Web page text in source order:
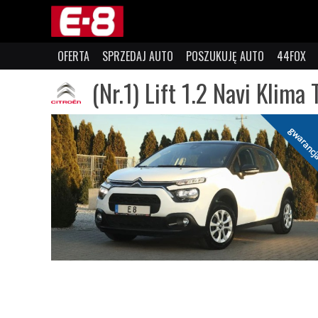
OFERTA SPRZEDAJ AUTO POSZUKUJĘ AUTO 44FOX
(Nr.1) Lift 1.2 Navi Klima
gwarancja